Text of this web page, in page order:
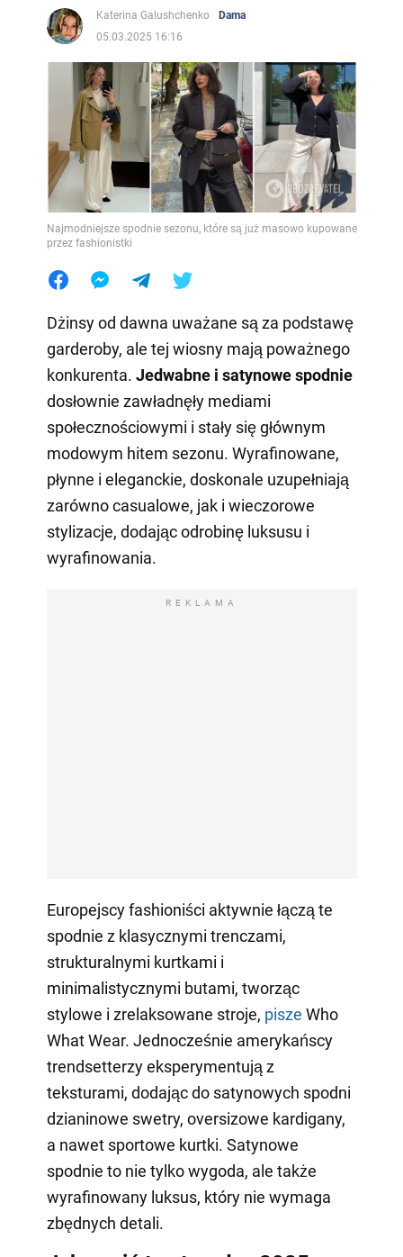
Katerina Galushchenko
Dama
05.03.2025 16:16
Najmodniejsze spodnie sezonu, które są już masowo kupowane
przez fashionistki
Dżinsy od dawna uważane są za podstawę
garderoby, ale tej wiosny mają poważnego
konkurenta. Jedwabne i satynowe spodnie
dosłownie zawładnęły mediami
społecznościowymi i stały się głównym
modowym hitem sezonu. Wyrafinowane,
płynne i eleganckie, doskonale uzupełniają
zarówno casualowe, jak i wieczorowe
stylizacje, dodając odrobinę luksusu i
wyrafinowania.
REKLAMA
Europejscy fashioniści aktywnie łączą te
spodnie z klasycznymi trenczami,
strukturalnymi kurtkami i
minimalistycznymi butami, tworząc
stylowe i zrelaksowane stroje, pisze Who
What Wear. Jednocześnie amerykańscy
trendsetterzy eksperymentują z
teksturami, dodając do satynowych spodni
dzianinowe swetry, oversizowe kardigany,
a nawet sportowe kurtki. Satynowe
spodnie to nie tylko wygoda, ale także
wyrafinowany luksus, który nie wymaga
zbędnych detali.